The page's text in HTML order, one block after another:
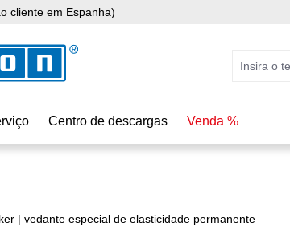
cliente em Espanha)
Centro de descargas Venda %